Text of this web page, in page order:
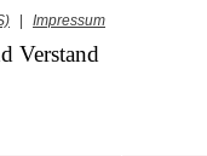
| Impressum